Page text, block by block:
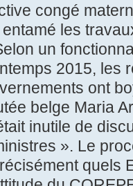
congé
entamé les
un
2015, les
ont
belge Maria
inutile de
». Le
quels